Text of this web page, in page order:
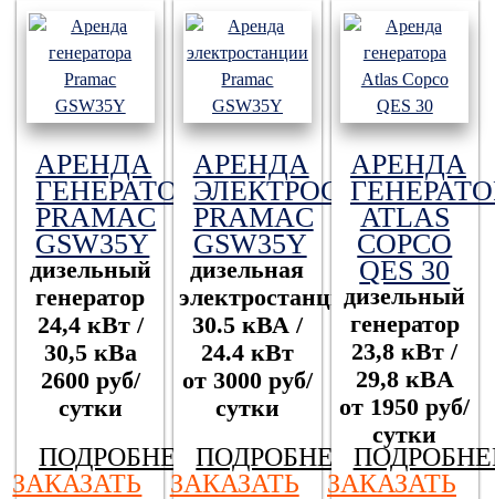
АРЕНДА
ГЕНЕРАТОРА
PRAMAC
GSW35Y
дизельный
генератор
24,4 кВт /
30,5 кВа
2600 руб/
сутки
ПОДРОБНЕЕ
ЗАКАЗАТЬ
АРЕНДА
ЭЛЕКТРОСТАНЦИИ
PRAMAC
GSW35Y
дизельная
электростанция
30.5 кВА /
24.4 кВт
от 3000 руб/
сутки
ПОДРОБНЕЕ
ЗАКАЗАТЬ
АРЕНДА
ATLAS
COPCO
QES 30
дизельный
генератор
23,8 кВт /
29,8 кBА
от 1950 руб/
сутки
ЗАКАЗАТЬ